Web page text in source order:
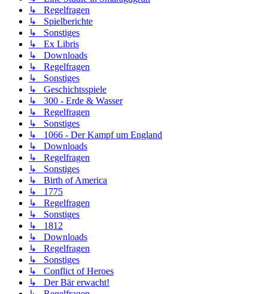
↳ Regelfragen
↳ Spielberichte
↳ Sonstiges
↳ Ex Libris
↳ Downloads
↳ Regelfragen
↳ Sonstiges
↳ Geschichtsspiele
↳ 300 - Erde & Wasser
↳ Regelfragen
↳ Sonstiges
↳ 1066 - Der Kampf um England
↳ Downloads
↳ Regelfragen
↳ Sonstiges
↳ Birth of America
↳ 1775
↳ Regelfragen
↳ Sonstiges
↳ 1812
↳ Downloads
↳ Regelfragen
↳ Sonstiges
↳ Conflict of Heroes
↳ Der Bär erwacht!